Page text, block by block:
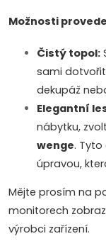
Možnosti
Čistý topol:
sami
dekupáž
Elegantní
nábytku,
wenge.
úpravou,
Mějte prosím na
monitorech
výrobci zařízení.